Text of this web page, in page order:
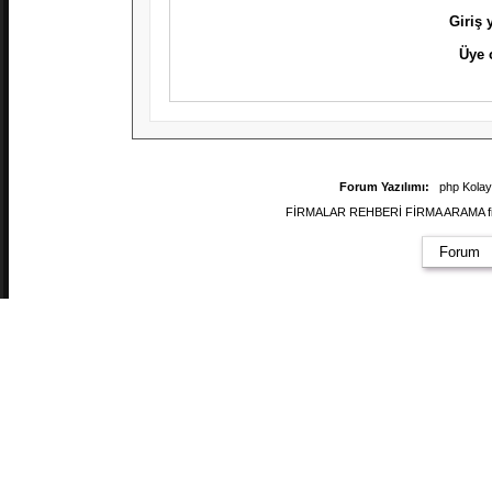
Giriş
Üye
Forum Yazılımı:
php
FİRMALAR REHBERİ FİRMA
Forum